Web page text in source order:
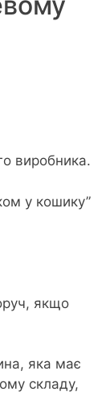
виробника.
у кошику”
якщо
яка має
складу,